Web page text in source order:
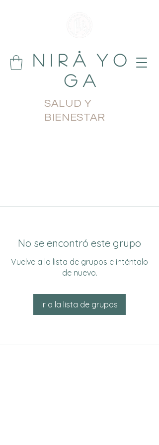
N i r å Y o
g a
SALUD Y
BIENESTAR
No se encontró este grupo
Vuelve a la lista de grupos e inténtalo
de nuevo.
Ir a la lista de grupos